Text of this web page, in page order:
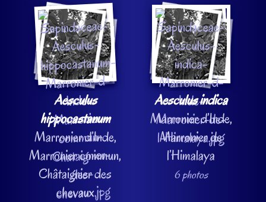
Aesculus
hippocastanum
Marronier d’Inde,
Marronier commun,
Châtaignier des
chevaux
Aesculus indica
Marronier d’Inde,
Marronier de
l’Himalaya
6 photos